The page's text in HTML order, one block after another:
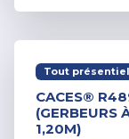
Tout présentiel
CACES®
(GERBEURS
1,20M)